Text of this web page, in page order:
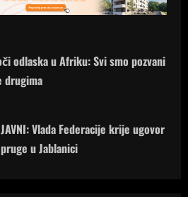
odlaska u Afriku: Svi smo pozvani
drugima
JAVNI: Vlada Federacije krije ugovor
u Jablanici